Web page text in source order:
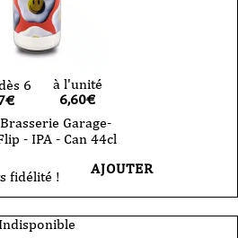
6
à l'unité
6,60€
Garage-
- IPA - Can 44cl
fidélité ! AJOUTER
Indisponible